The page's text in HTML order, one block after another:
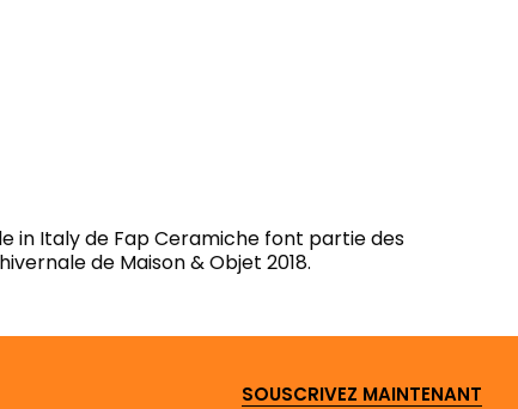
in Italy de Fap Ceramiche font partie des
de Maison & Objet 2018.
SOUSCRIVEZ MAINTENANT